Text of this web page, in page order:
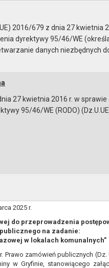
1990 r. o
2025 r.
do przeprowadzenia
na zadanie:
w lokalach komunalnych”
zamówień publicznych (Dz.
w Gryfinie, stanowiącego
2016/679 z dnia 27 kwietnia
dyrektywy 95/46/WE
danych niezbędnych
27 kwietnia 2016 r. w
95/46/WE (RODO)
r. o samorządzie gminnym
instytucje nadrzędne wobec